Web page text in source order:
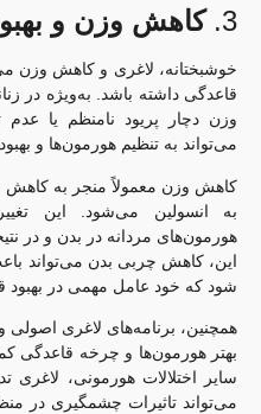
3. کاهش وزن و
خوشبختانه، لاغری و کاهش وزن
قاعدگی داشته باشد. به‌ویژه در
وزن دچار پریود نامنظم یا
می‌تواند به تنظیم هورمون‌ها و
کاهش وزن معمولاً منجر به کاهش
به انسولین می‌شود. این
هورمون‌های مردانه در بدن و در
این، کاهش چربی بدن می‌تواند
شود که خود عامل مهمی در بهبود
همچنین، برنامه‌های لاغری اصولی
بهتر هورمون‌ها و چرخه قاعدگی
سایر اختلالات هورمونی،
می‌تواند تاثیرات چشمگیری در